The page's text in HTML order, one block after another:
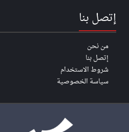
إتصل بنا
من نحن
إتصل بنا
شروط الاستخدام
سياسة الخصوصية